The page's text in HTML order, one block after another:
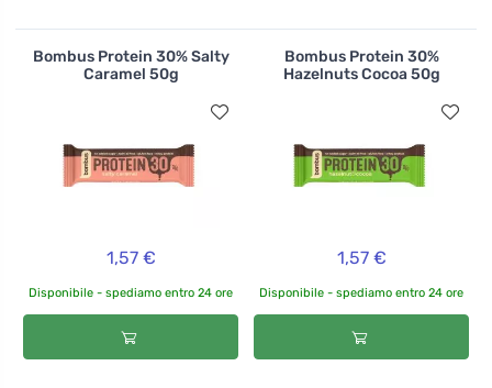
Bombus Protein 30% Salty
Caramel 50g
1,57 €
Disponibile - spediamo entro 24 ore
Bombus Protein 30%
Hazelnuts Cocoa 50g
1,57 €
Disponibile - spediamo entro 24 ore